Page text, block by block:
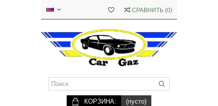
СРАВНИТЬ (0)
КОРЗИНА: (пусто)